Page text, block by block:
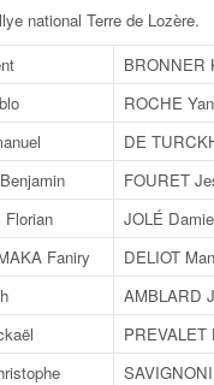
national Terre de Lozère.
BRONNER
ROCHE
DE
FOURET
JOLÉ
Faniry DELIOT
AMBLARD
PREVALET